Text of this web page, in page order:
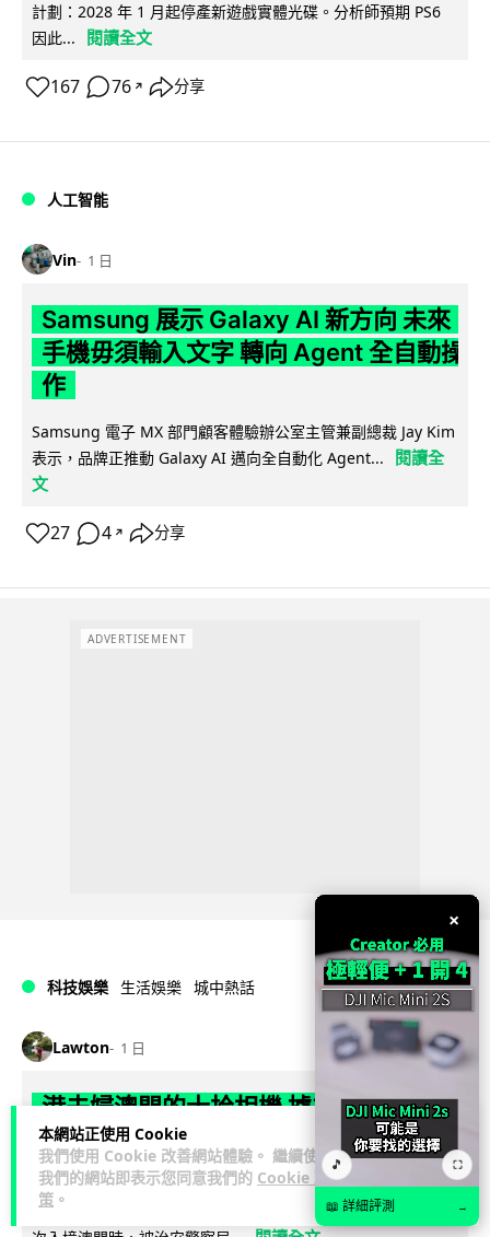
本網站正使用 Cookie
我們使用 Cookie 改善網站體驗。 繼續使用
我們的網站即表示您同意我們的 Cookie 政
策 。
計劃：2028 年 1 月起停產新遊戲實體光碟。分析師預期 PS6
因此...
閱讀全文
167 76 ↗ 分享
人工智能
Vin 1 日
Samsung 展示 Galaxy AI 新方向 未來
手機毋須輸入文字 轉向 Agent 全自動操
作
Samsung 電子 MX 部門顧客體驗辦公室主管兼副總裁 Jay Kim
表示，品牌正推動 Galaxy AI 邁向全自動化 Agent...
閱讀全
文
27 4 ↗ 分享
ADVERTISEMENT
科技娛樂 生活娛樂 城中熱話
Lawton 1 日
港夫婦澳門的士拾相機 據為己有被的士
Cam 睇到 2 個月後再入境被捕
一對香港夫婦今年 5 月遊澳門乘的士拾獲他人遺留相機及電
池，拾遺不報並帶返香港自用。兩人本月 2 日經港珠澳大橋再
×
🎵 ⛶
📖 詳細評測 →